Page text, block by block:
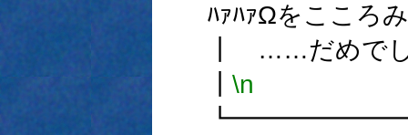
ﾊｧﾊｧΩを
┃ ……
\n